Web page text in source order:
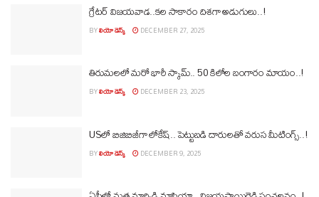
గ్రేటర్ విజయవాడ..కల సాకారం దిశగా అడుగులు..!
BYలియో డెస్క్ DECEMBER 27, 2025
తిరుమలలో మరో భారీ స్కామ్.. 50 కిలోల బంగారం మాయం..!
BYలియో డెస్క్ DECEMBER 23, 2025
USలో బిజిబిజీగా లోకేష్.. పెట్టుబడి దారులతో వరుస మీటింగ్స్‌..!
BYలియో డెస్క్ DECEMBER 9, 2025